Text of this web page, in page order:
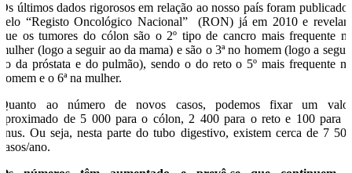
Os últimos dados rigorosos em relação ao nosso país foram publicados
pelo “Registo Oncológico Nacional” (RON) já em 2010 e revelam
que os tumores do cólon são o 2º tipo de cancro mais frequente na
mulher (logo a seguir ao da mama) e são o 3ª no homem (logo a seguir
ao da próstata e do pulmão), sendo o do reto o 5º mais frequente no
homem e o 6ª na mulher.
Quanto ao número de novos casos, podemos fixar um valor
aproximado de 5 000 para o cólon, 2 400 para o reto e 100 para o
ânus. Ou seja, nesta parte do tubo digestivo, existem cerca de 7 500
casos/ano.